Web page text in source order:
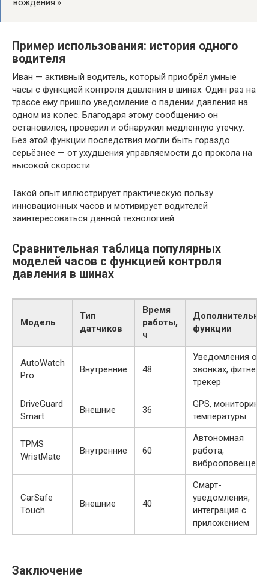
вождения.»
Пример использования: история одного
водителя
Иван — активный водитель, который приобрёл умные
часы с функцией контроля давления в шинах. Один раз на
трассе ему пришло уведомление о падении давления на
одном из колес. Благодаря этому сообщению он
остановился, проверил и обнаружил медленную утечку.
Без этой функции последствия могли быть гораздо
серьёзнее — от ухудшения управляемости до прокола на
высокой скорости.
Такой опыт иллюстрирует практическую пользу
инновационных часов и мотивирует водителей
заинтересоваться данной технологией.
Сравнительная таблица популярных
моделей часов с функцией контроля
давления в шинах
Модель
Тип
датчиков
Время
работы,
ч
функции
AutoWatch
Pro
Внутренние 48
Уведомления о
звонках, фитнес-
трекер
DriveGuard
Smart
Внешние 36
GPS, мониторинг
температуры
TPMS
WristMate
Внутренние 60
Автономная
работа,
CarSafe
Touch
Внешние 40
Смарт-
уведомления,
интеграция с
приложением
Заключение